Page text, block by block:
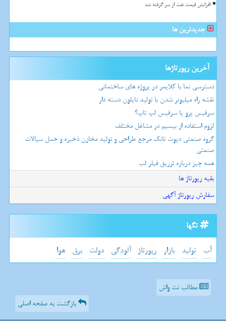
افزایش قیمت نفت از سر گرفته شد
جدیدترین ها
آخرین رپورتاژها
دسترسی نما با کلایمر در پروژه های ساختمانی
نقشه راه میلیونر شدن با تولید نایلون دسته دار
سرفیس پرو یا سرفیس لپ تاپ؟
لزوم استفاده از بیسیم در مشاغل مختلف
گروه صنعتی دپوت تانک مرجع طراحی و تولید مخازن ذخیره و حمل سیالات
صنعتی
همه چیز درباره تزریق فیلر لب
بقیه رپورتاژ ها
سفارش رپورتاژ آگهی
تگها
آب تولید بازار رپورتاژ آلودگی دولت برق هوا
مطالب نت واش
بازگشت به صفحه اصلی